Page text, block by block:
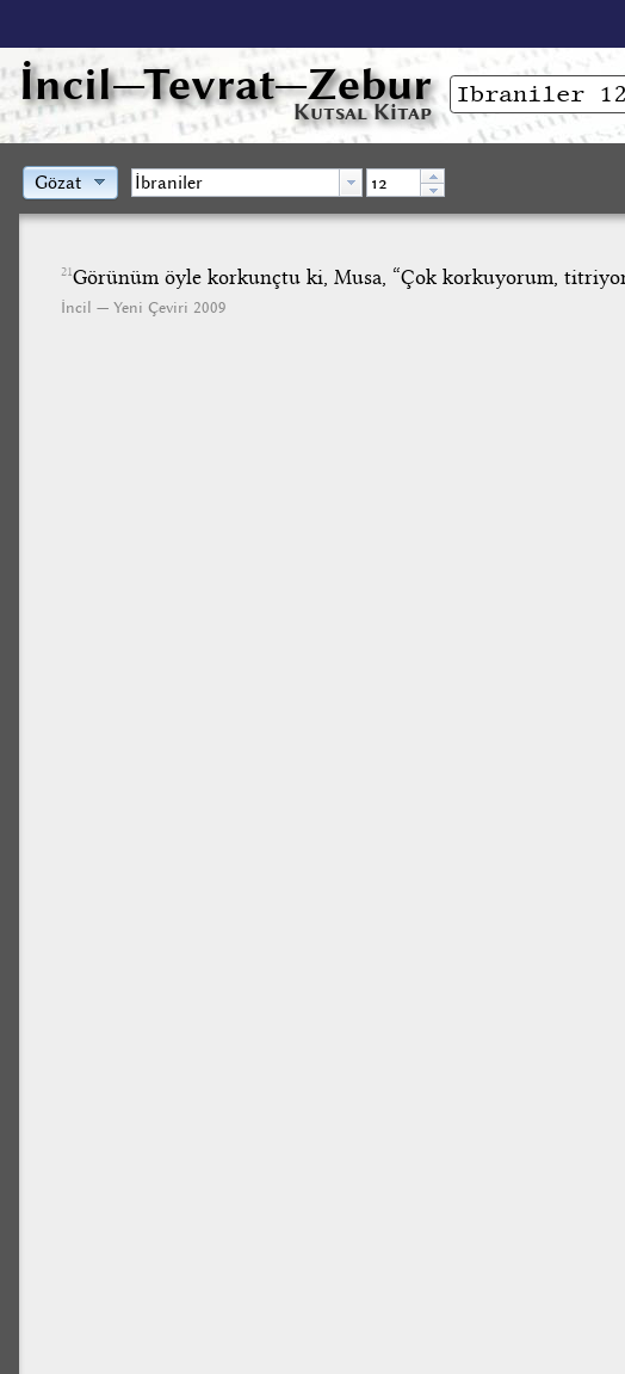
İncil—Tevrat—Zebur
Kutsal Kitap
Gözat
21Görünüm öyle korkunçtu ki, Musa, “Çok korkuyorum,
İncil — Yeni Çeviri 2009